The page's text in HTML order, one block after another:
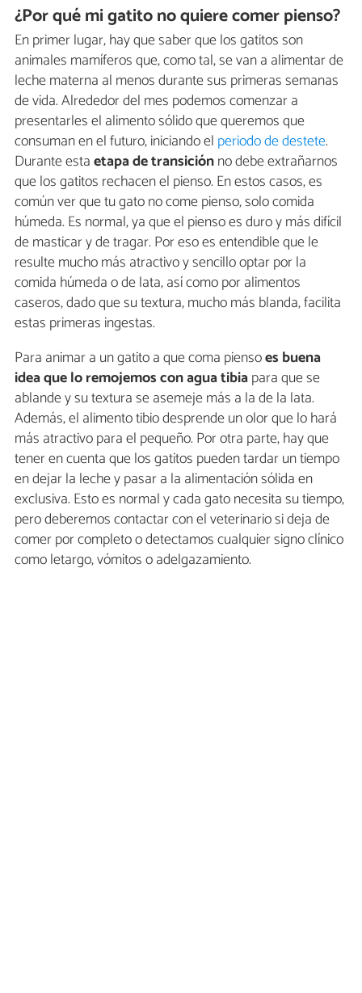
¿Por qué mi gatito no quiere comer pienso?
En primer lugar, hay que saber que los gatitos son
animales mamíferos que, como tal, se van a alimentar de
leche materna al menos durante sus primeras semanas
de vida. Alrededor del mes podemos comenzar a
presentarles el alimento sólido que queremos que
consuman en el futuro, iniciando el periodo de destete.
Durante estaetapa de transiciónno debe extrañarnos
que los gatitos rechacen el pienso. En estos casos, es
común ver que tu gato no come pienso, solo comida
húmeda. Es normal, ya que el pienso es duro y más difícil
de masticar y de tragar. Por eso es entendible que le
resulte mucho más atractivo y sencillo optar por la
comida húmeda o de lata, así como por alimentos
caseros, dado que su textura, mucho más blanda, facilita
estas primeras ingestas.
Para animar a un gatito a que coma piensoes buena
idea que lo remojemos con agua tibiapara que se
ablande y su textura se asemeje más a la de la lata.
Además, el alimento tibio desprende un olor que lo hará
más atractivo para el pequeño. Por otra parte, hay que
tener en cuenta que los gatitos pueden tardar un tiempo
en dejar la leche y pasar a la alimentación sólida en
exclusiva. Esto es normal y cada gato necesita su tiempo,
pero deberemos contactar con el veterinario si deja de
comer por completo o detectamos cualquier signo clínico
como letargo, vómitos o adelgazamiento.